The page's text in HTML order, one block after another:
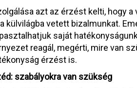
azt az érzést kelti, hogy
külvilágba vetett bizalmunkat.
saját
reagál, megérti, mire van
érzést is.
szabályokra van szükség